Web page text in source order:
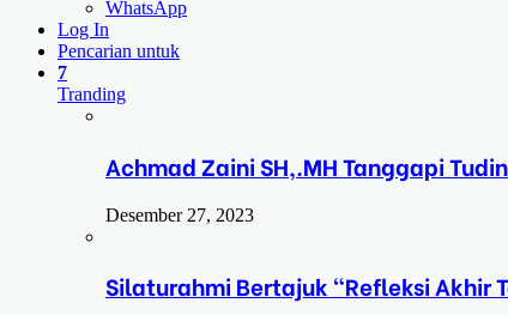
WhatsApp
Log In
Pencarian untuk
7
Tranding
Achmad Zaini SH,.MH Tanggapi
Desember 27, 2023
Silaturahmi Bertajuk “Refleksi Akhir